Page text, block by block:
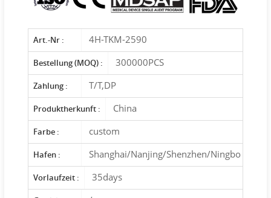
Art.-Nr : 4H-TKM-2590
Bestellung (MOQ) : 300000PCS
Zahlung : T/T,DP
Produktherkunft : China
Farbe : custom
Hafen : Shanghai/Nanjing/Shenzhen/Ningbo
Vorlaufzeit : 35days